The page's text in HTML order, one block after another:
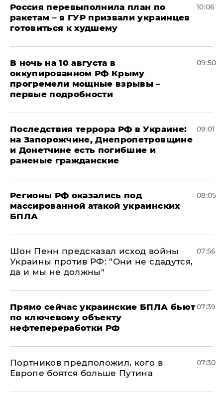
Россия перевыполнила план по
ракетам – в ГУР призвали украинцев
готовиться к худшему
10:06
В ночь на 10 августа в
оккупированном РФ Крыму
прогремели мощные взрывы –
первые подробности
09:50
Последствия террора РФ в Украине:
на Запорожчине, Днепропетровщине
и Донетчине есть погибшие и
раненые гражданские
09:01
Регионы РФ оказались под
массированной атакой украинских
БПЛА
08:05
Шон Пенн предсказал исход войны
Украины против РФ: "Они не сдадутся,
да и мы не должны"
07:56
Прямо сейчас украинские БПЛА бьют
по ключевому объекту
нефтепереработки РФ
07:39
Портников предположил, кого в
Европе боятся больше Путина
07:30